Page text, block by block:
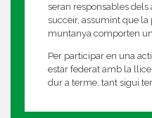
seran responsables
succeir, assumint que la
muntanya comporten
Per participar en una
estar federat amb la
dur a terme, tant sigui